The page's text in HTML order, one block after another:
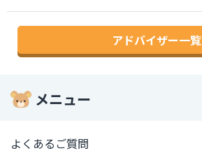
アドバイザー一覧
メニュー
よくあるご質問